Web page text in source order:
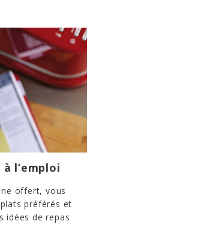
l’emploi
offert, vous
préférés et
idées de repas